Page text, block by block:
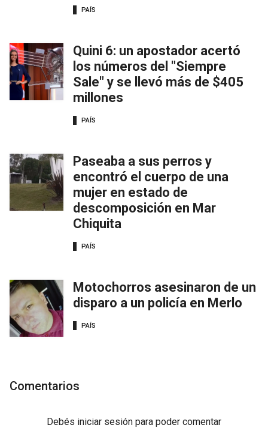
PAÍS
Quini 6: un apostador acertó
los números del "Siempre
Sale" y se llevó más de $405
millones
PAÍS
Paseaba a sus perros y
encontró el cuerpo de una
mujer en estado de
descomposición en Mar
Chiquita
PAÍS
Motochorros asesinaron de un
disparo a un policía en Merlo
PAÍS
Comentarios
Debés iniciar sesión para poder comentar